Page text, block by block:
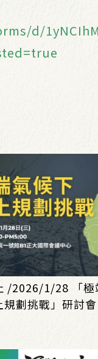
d/
/2026/1/28 「極
規劃挑戰」研討